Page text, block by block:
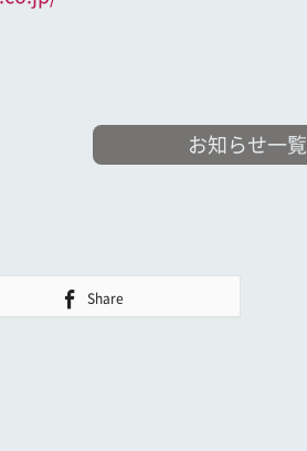
お知らせ一覧
Share